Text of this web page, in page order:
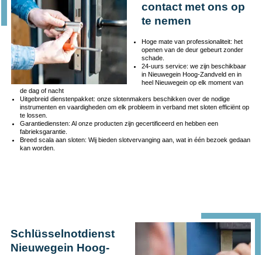
contact met ons op
te nemen
Hoge mate van professionaliteit: het
openen van de deur gebeurt zonder
schade.
24-uurs service: we zijn beschikbaar
in Nieuwegein Hoog-Zandveld en in
heel Nieuwegein op elk moment van
de dag of nacht
Uitgebreid dienstenpakket: onze slotenmakers beschikken over de nodige
instrumenten en vaardigheden om elk probleem in verband met sloten efficiënt op
te lossen.
Garantiediensten: Al onze producten zijn gecertificeerd en hebben een
fabrieksgarantie.
Breed scala aan sloten: Wij bieden slotvervanging aan, wat in één bezoek gedaan
kan worden.
Schlüsselnotdienst
Nieuwegein Hoog-